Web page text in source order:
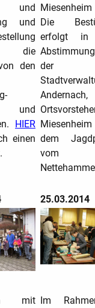
und
und
die
den
und
HIER
einen
Die
erfolgt in
der
dem
vom
25.03.2014
mit Im